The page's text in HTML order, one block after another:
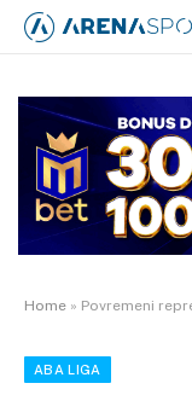
Home » Povremeni
ABA LIGA